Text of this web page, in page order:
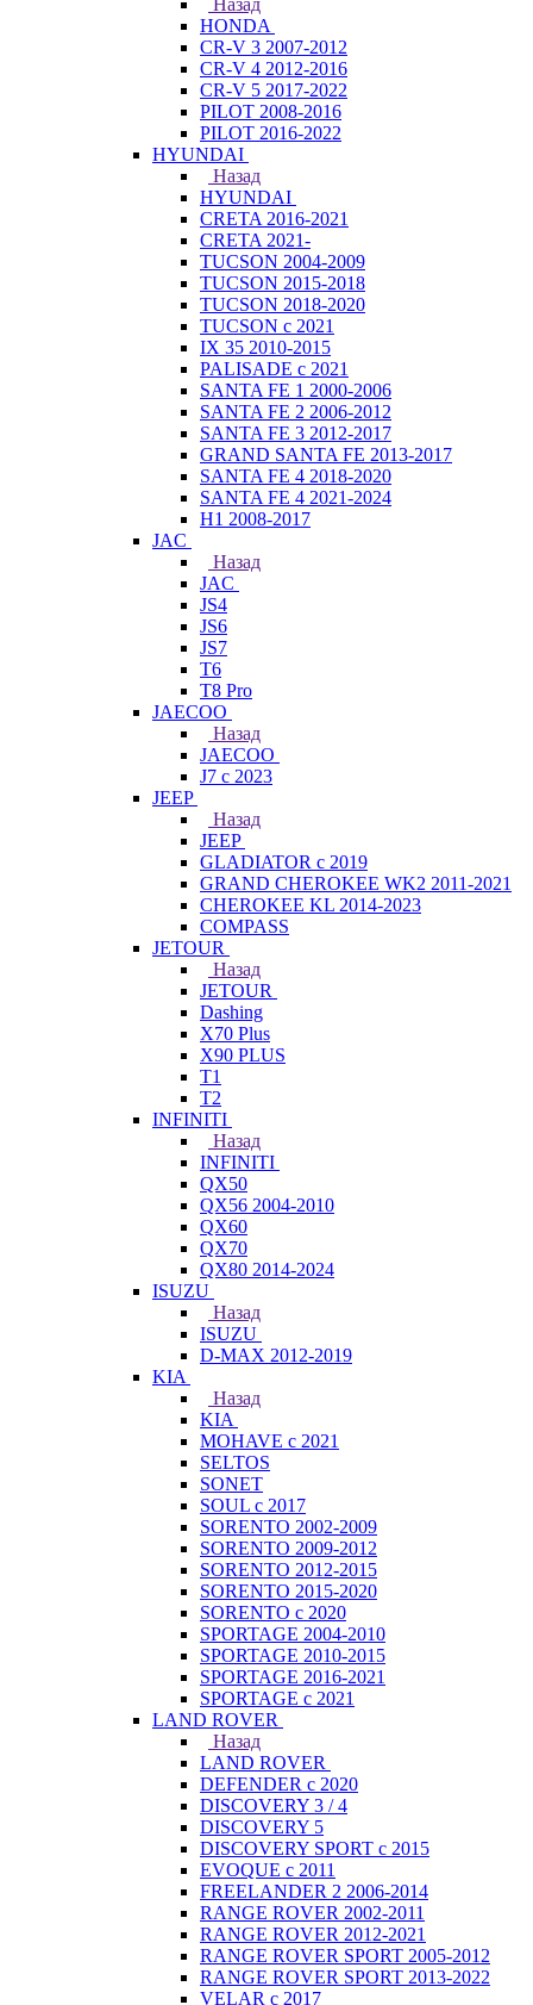
Назад
HONDA
CR-V 3 2007-2012
CR-V 4 2012-2016
CR-V 5 2017-2022
PILOT 2008-2016
PILOT 2016-2022
HYUNDAI
Назад
HYUNDAI
CRETA 2016-2021
CRETA 2021-
TUCSON 2004-2009
TUCSON 2015-2018
TUCSON 2018-2020
TUCSON с 2021
IX 35 2010-2015
PALISADE с 2021
SANTA FE 1 2000-2006
SANTA FE 2 2006-2012
SANTA FE 3 2012-2017
GRAND SANTA FE 2013-2017
SANTA FE 4 2018-2020
SANTA FE 4 2021-2024
H1 2008-2017
JAC
Назад
JAC
JS4
JS6
JS7
T6
T8 Pro
JAECOO
Назад
JAECOO
J7 с 2023
JEEP
Назад
JEEP
GLADIATOR с 2019
GRAND CHEROKEE WK2 2011-2021
CHEROKEE KL 2014-2023
COMPASS
JETOUR
Назад
JETOUR
Dashing
X70 Plus
X90 PLUS
T1
T2
INFINITI
Назад
INFINITI
QX50
QX56 2004-2010
QX60
QX70
QX80 2014-2024
ISUZU
Назад
ISUZU
D-MAX 2012-2019
KIA
Назад
KIA
MOHAVE с 2021
SELTOS
SONET
SOUL с 2017
SORENTO 2002-2009
SORENTO 2009-2012
SORENTO 2012-2015
SORENTO 2015-2020
SORENTO с 2020
SPORTAGE 2004-2010
SPORTAGE 2010-2015
SPORTAGE 2016-2021
SPORTAGE с 2021
LAND ROVER
Назад
LAND ROVER
DEFENDER с 2020
DISCOVERY 3 / 4
DISCOVERY 5
DISCOVERY SPORT с 2015
EVOQUE с 2011
FREELANDER 2 2006-2014
RANGE ROVER 2002-2011
RANGE ROVER 2012-2021
RANGE ROVER SPORT 2005-2012
RANGE ROVER SPORT 2013-2022
VELAR с 2017